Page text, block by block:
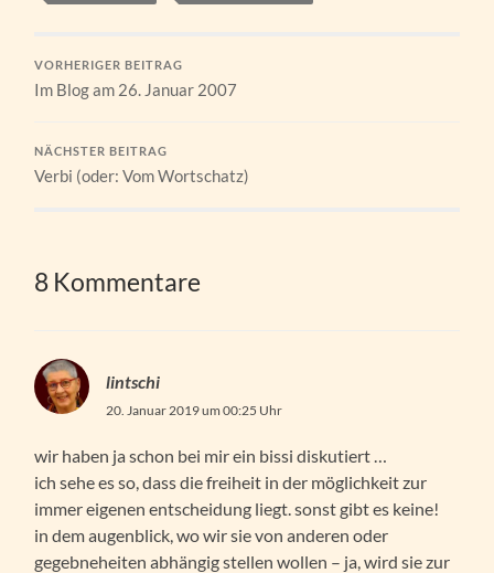
VORHERIGER BEITRAG
Im Blog am 26. Januar 2007
NÄCHSTER BEITRAG
Verbi (oder: Vom Wortschatz)
8 Kommentare
lintschi
20. Januar 2019 um 00:25 Uhr
wir haben ja schon bei mir ein bissi diskutiert …
ich sehe es so, dass die freiheit in der möglichkeit zur
immer eigenen entscheidung liegt. sonst gibt es keine!
in dem augenblick, wo wir sie von anderen oder
gegebneheiten abhängig stellen wollen – ja, wird sie zur